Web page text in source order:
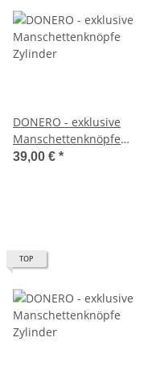
DONERO - exklusive
Manschettenknöpfe
Zylinder
39,00 € *
TOP